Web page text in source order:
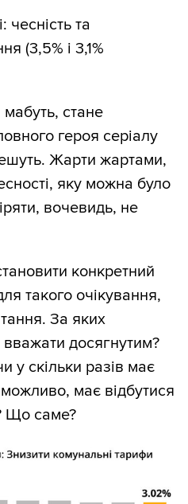
чесність та
(3,5% і 3,1%
мабуть, стане
героя серіалу
Жарти жартами,
яку можна було
вочевидь, не
конкретний
такого очікування,
За яких
досягнутим?
у скільки разів має
має відбутися
Що саме?